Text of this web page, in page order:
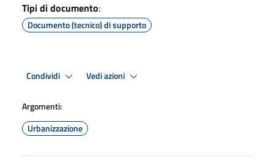
Tipi di documento:
Documento (tecnico) di supporto
Condividi Vedi azioni
Argomenti:
Urbanizzazione